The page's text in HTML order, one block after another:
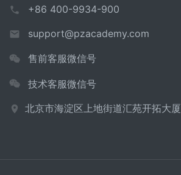
+86 400-9934-900
support@pzacademy.com
售前客服微信号
技术客服微信号
北京市海淀区上地街道汇苑开拓大厦